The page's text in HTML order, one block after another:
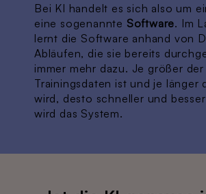
Bei KI handelt es sich also um
eine sogenannte Software. Im
lernt die Software anhand von
Abläufen, die sie bereits
immer mehr dazu. Je größer der
Trainingsdaten ist und je länger
wird, desto schneller und
wird das System.